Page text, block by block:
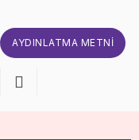
AYDINLATMA METNI